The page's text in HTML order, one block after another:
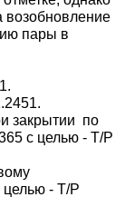
возобновление
пары в
закрытии по
с целью - T/P
- T/P